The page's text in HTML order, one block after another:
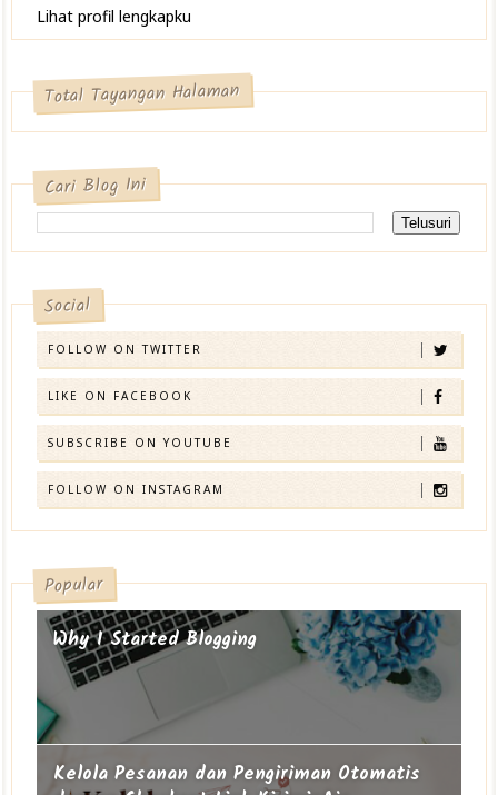
Lihat profil lengkapku
Total Tayangan Halaman
Cari Blog Ini
Social
FOLLOW ON TWITTER
LIKE ON FACEBOOK
SUBSCRIBE ON YOUTUBE
FOLLOW ON INSTAGRAM
Popular
Why I Started Blogging
Kelola Pesanan dan Pengiriman Otomatis